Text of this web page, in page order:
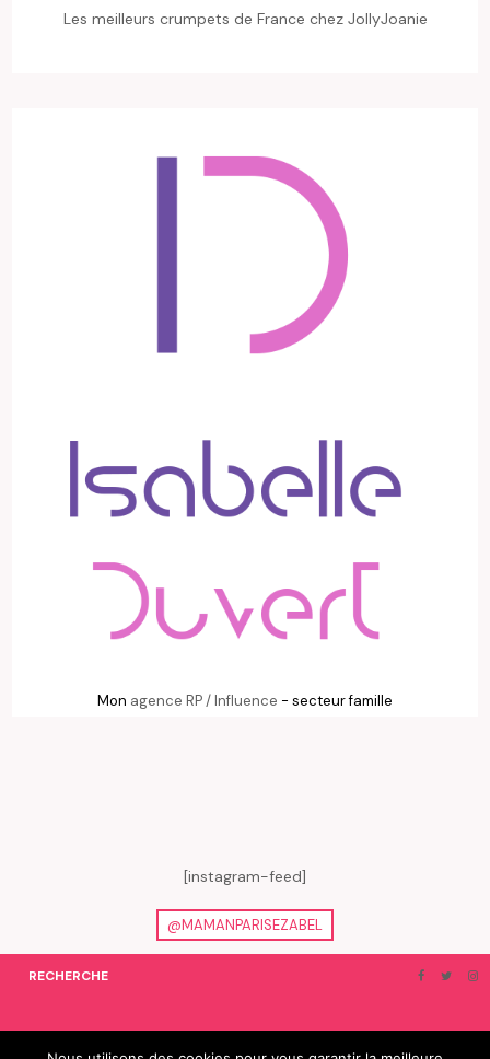
Les meilleurs crumpets de France chez JollyJoanie
Mon agence RP / Influence - secteur famille
[instagram-feed]
@MAMANPARISEZABEL
RECHERCHE
ON EN PARLE… BLOGROLL